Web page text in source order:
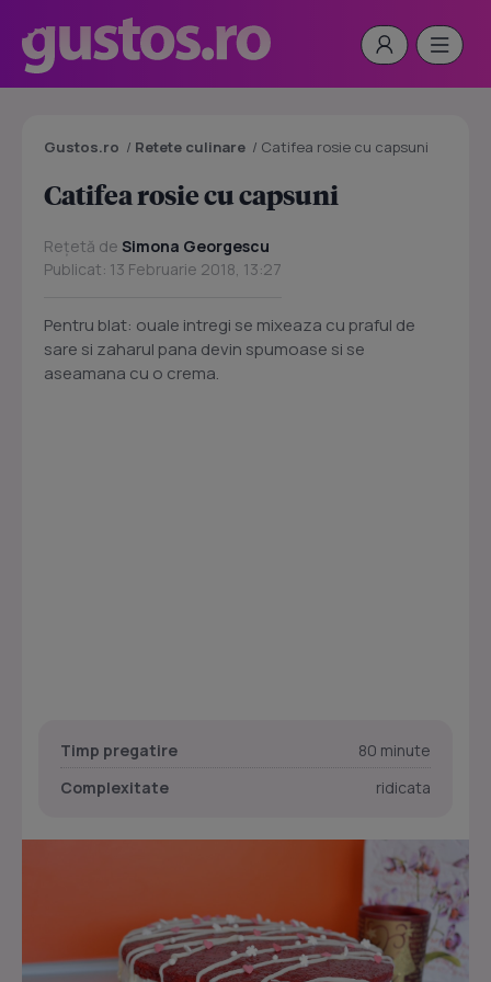
Gustos.ro / Retete culinare / Catifea rosie cu capsuni
Catifea rosie cu capsuni
Rețetă de Simona Georgescu
Publicat: 13 Februarie 2018, 13:27
Pentru blat: ouale intregi se mixeaza cu praful de
sare si zaharul pana devin spumoase si se
aseamana cu o crema.
Timp pregatire
80 minute
Complexitate
ridicata